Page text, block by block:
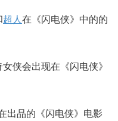
超人在《闪电侠》中的的
侠会出现在《闪电侠》
出品的《闪电侠》电影